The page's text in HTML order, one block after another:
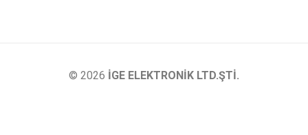
© 2026 İGE ELEKTRONİK LTD.ŞTİ.